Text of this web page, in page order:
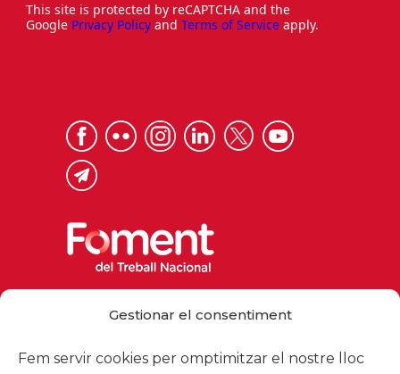
Gestionar el consentiment
Fem servir cookies per omptimitzar el nostre lloc
This site is protected by reCAPTCHA and the
Google Privacy Policy and Terms of Service apply.
foment@foment.com